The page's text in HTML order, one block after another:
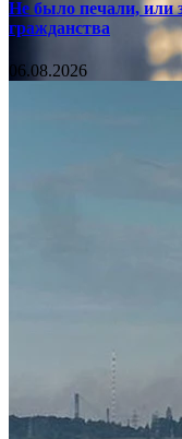
Не было печали, или
гражданства
06.08.2026